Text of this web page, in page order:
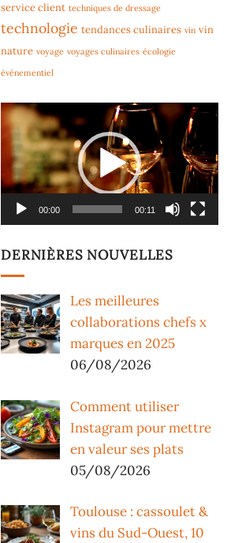
service client techniques de dressage
technologie tendances culinaires vin vin
nature voyage voyages culinaires écologie
événementiel
Lecteur
vidéo
00:00 00:11
DERNIÈRES NOUVELLES
Les meilleures
collaborations chefs x
marques en 2025
06/08/2026
Comment utiliser
Instagram pour mettre
en valeur ses plats
05/08/2026
Toulouse : cassoulet &
vins du Sud-Ouest, 10